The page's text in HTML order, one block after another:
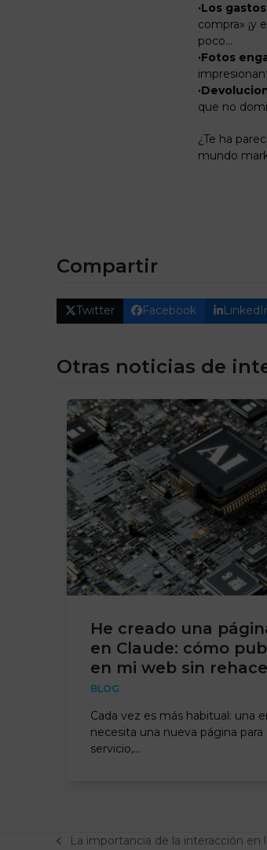
·Los
compra» ¡y
poco…
·Fotos
que no
¿Te ha
mundo
Compartir
Twitter Facebook
Otras noticias de
He creado una
en Claude: cómo
en mi web sin
BLOG
Cada vez es más habitual: una
necesita una nueva página para
servicio,…
La importancia de la interacción en